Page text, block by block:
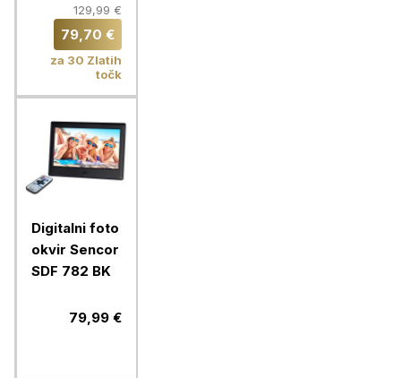
WIFI, svetlo
129,99 €
79,70 €
za 30 Zlatih
točk
Digitalni foto
okvir Sencor
SDF 782 BK
79,99 €